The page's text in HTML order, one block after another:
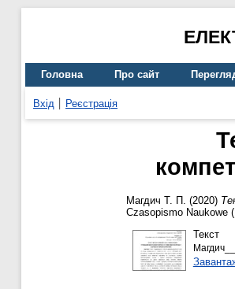
Головна Про сайт
Вхід Реєстрація
Магдич Т. П. (2020)
Czasopismo Naukowe
Текст